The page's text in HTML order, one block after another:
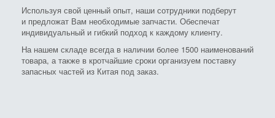
Используя свой ценный опыт, наши сотрудники подберут
и предложат Вам необходимые запчасти. Обеспечат
индивидуальный и гибкий подход к каждому клиенту.
На нашем складе всегда в наличии более 1500 наименований
товара, а также в кротчайшие сроки организуем поставку
запасных частей из Китая под заказ.